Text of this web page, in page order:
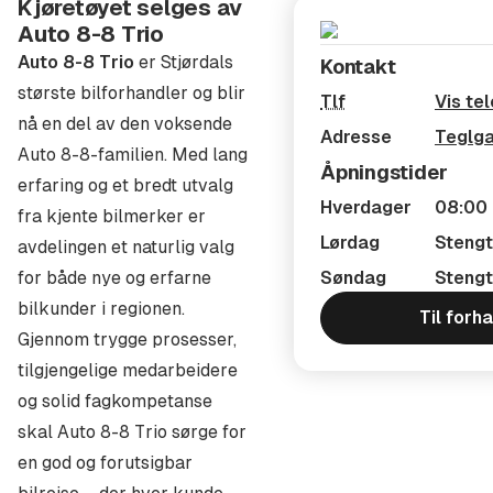
Våre samarbeidspartnere er Sparebank1 SMN, Nordea
Bank og Santander Consumer Bank. Vi kan tilby meget
konkurransedyktige priser og har gode løsninger og
rentenivå uansett hvor mye egenkapital du har. Vi
sender inn en uforpliktende søknad for deg og vi har
svar i løpet av kort tid. Vi tilpasser etter ditt behov og
gjør det enkelt for deg som kunde.
FORSIKRING
Våre samarbeidspartnere på forsikring er Gjensidige
Forsikring. Vi kan legge inn forsikring på din nye bil
med betingelser som er meget gode. Dette gjør også at
vi kan forsikre, omregistrere og finansiere din bil uten
at du som kunde behøver å gjøre noe! Enklere blir det
ikke.
Kjøretøyet selges av
Auto 8-8 Trio
Auto 8-8 Trio er Stjørdals
største bilforhandler og blir
nå en del av den voksende
Auto 8-8-familien. Med lang
erfaring og et bredt utvalg
fra kjente bilmerker er
avdelingen et naturlig valg
for både nye og erfarne
bilkunder i regionen.
Gjennom trygge prosesser,
tilgjengelige medarbeidere
og solid fagkompetanse
skal Auto 8-8 Trio sørge for
en god og forutsigbar
Kontakt
Tlf
Vis
Adresse
Åpningstider
Hverdager
08:00
Lørdag
Stengt
Søndag
Stengt
Til